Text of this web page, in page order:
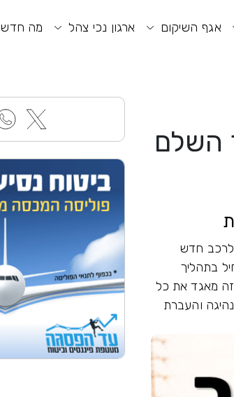
אגף השיקום ארגון נכי צהל מה חדש
השלם
לרכב חדש
להתחיל בתהליך
מאגד את כל
והעברת
תפריט נגישות קורא התוכן